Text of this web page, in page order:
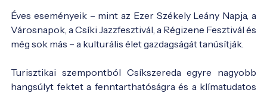
Éves eseményeik – mint az Ezer Székely Leány Napja, a
Városnapok, a Csíki Jazzfesztivál, a Régizene Fesztivál és
még sok más – a kulturális élet gazdagságát tanúsítják.
Turisztikai szempontból Csíkszereda egyre nagyobb
hangsúlyt fektet a fenntarthatóságra és a klímatudatos